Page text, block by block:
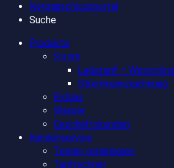
Netzanschlussportal
Suche
Produkte
Strom
Ladetarif –
Stromkennzeichnung
Erdgas
Wasser
Geschäftskunden
Kundenservice
Termin vereinbaren
Tarifrechner